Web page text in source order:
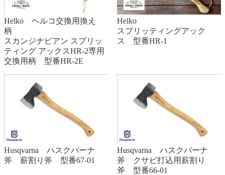
Helko ヘルコ交換用換え
柄
スカンジナビアン スプリッ
ティング アックスHR-2専用
交換用柄 型番HR-2E
Helko
スプリッティングアック
ス 型番HR-1
Husqvarna ハスクバーナ
斧 薪割り斧 型番67-01
Husqvarna ハスクバーナ
斧 クサビ打込用薪割り
斧 型番66-01